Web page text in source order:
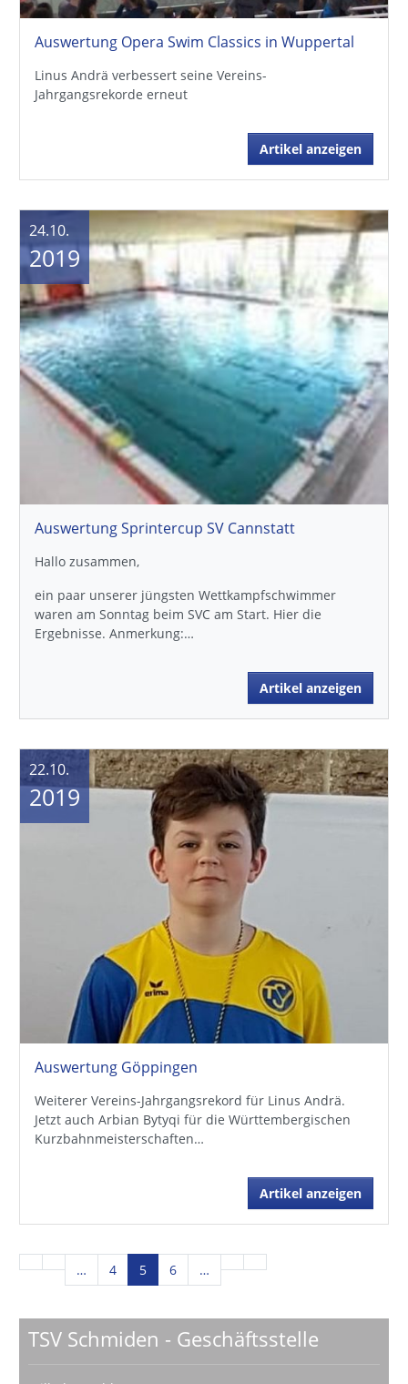
Auswertung Opera Swim Classics in Wuppertal
Linus Andrä verbessert seine Vereins-
Jahrgangsrekorde erneut
Artikel anzeigen
Auswertung Sprintercup SV Cannstatt
Hallo zusammen,
ein paar unserer jüngsten Wettkampfschwimmer
waren am Sonntag beim SVC am Start. Hier die
Ergebnisse. Anmerkung:…
Artikel anzeigen
24.10.
2019
Auswertung Göppingen
Weiterer Vereins-Jahrgangsrekord für Linus Andrä.
Jetzt auch Arbian Bytyqi für die Württembergischen
Kurzbahnmeisterschaften…
Artikel anzeigen
22.10.
2019
… 4 5 6 …
TSV Schmiden - Geschäftsstelle